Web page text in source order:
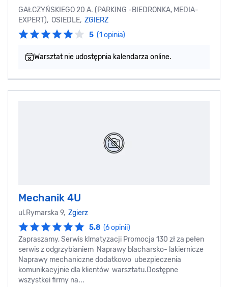
GAŁCZYŃSKIEGO 20 A. (PARKING -BIEDRONKA, MEDIA-
EXPERT), OSIEDLE, ZGIERZ
5 (1 opinia)
Warsztat nie udostępnia kalendarza online.
Mechanik 4U
ul.Rymarska 9, Zgierz
5.8 (6 opinii)
Zapraszamy, Serwis klmatyzacji Promocja 130 zł za pełen
serwis z odgrzybianiem Naprawy blacharsko- lakiernicze
Naprawy mechaniczne dodatkowo ubezpieczenia
komunikacyjnie dla klientów warsztatu.Dostępne
wszystkei firmy na...